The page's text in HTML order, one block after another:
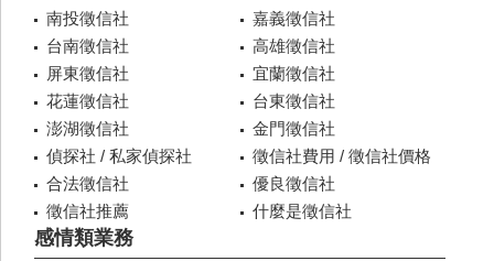
南投徵信社
嘉義徵信社
台南徵信社
高雄徵信社
屏東徵信社
宜蘭徵信社
花蓮徵信社
台東徵信社
澎湖徵信社
金門徵信社
偵探社 / 私家偵探社
徵信社費用 / 徵信社價格
合法徵信社
優良徵信社
徵信社推薦
什麼是徵信社
感情類業務